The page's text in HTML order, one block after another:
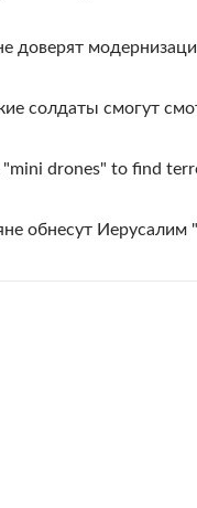
доверят
солдаты смогут
"mini drones" to find
обнесут